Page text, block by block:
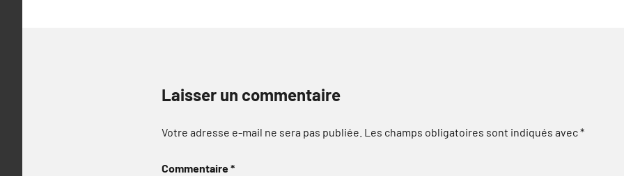
Laisser un commentaire
Votre adresse e-mail ne sera pas publiée. Les champs obligatoires sont indiqués avec*
Commentaire*